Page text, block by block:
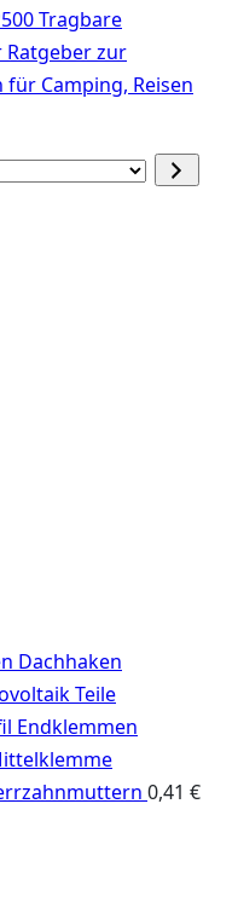
Tragbare
zur
Camping, Reisen
Dachhaken
Teile
Endklemmen
0,41 €